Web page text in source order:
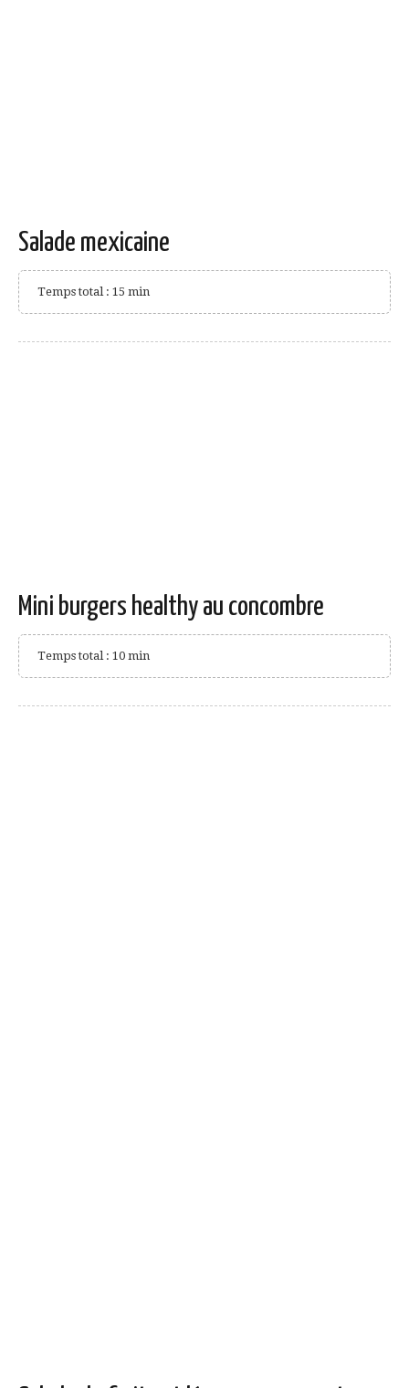
Salade mexicaine
Temps total : 15 min
Mini burgers healthy au concombre
Temps total : 10 min